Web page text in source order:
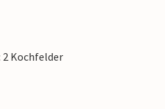
Kochfelder